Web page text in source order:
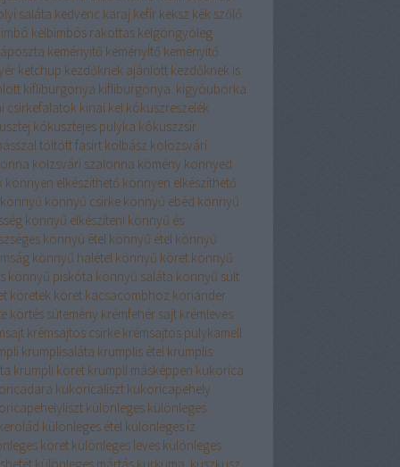
saláta kedvenc karaj kefír keksz kék szőlő
kelbimbós rakottas kelgöngyöleg
keményitő keményÍtő keményítő
ketchup kezdőknek ajánlott kezdőknek is
kifliburgonya kifliburgonya. kigyóuborka
csirkefalatok kinai kel kókuszreszelék
kókusztejes pulyka kókuszzsír
töltött fasirt kolbász kolozsvári
kolzsvári szalonna kömény könnyed
könnyen elkészíthető könnyen elkészíthető
könnyű könnyű csirke könnyű ebéd könnyű
könnyű elkészíteni könnyű és
könnyü étel könnyű étel könnyű
könnyű halétel könnyű köret könnyű
könnyű piskóta könnyű saláta könnyű sült
köretek köret kacsacombhoz koriander
körtés sütemény krémfehér sajt krémleves
krémsajtos csirke krémsajtos pulykamell
krumplisaláta krumplis étel krumplis
krumpli köret krumpli másképpen kukorica
kukoricaliszt kukoricapehely
különleges különleges
különleges étel különleges íz
köret különleges leves különleges